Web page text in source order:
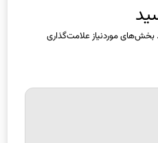
بخش‌های موردنیاز علامت‌گذاری